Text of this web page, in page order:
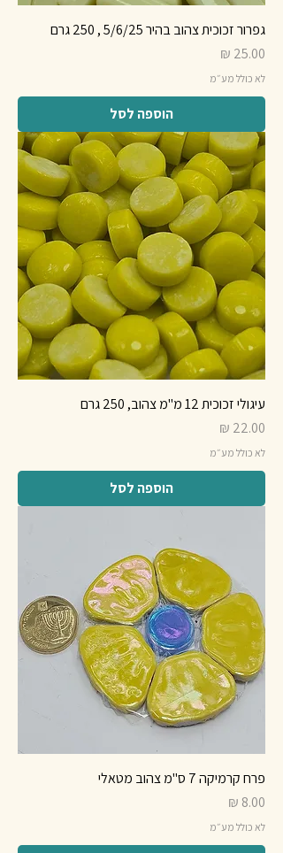
גפרור זכוכית צהוב בהיר 5/6/25 , 250 גרם
מחיר
לא כולל מע״מ
הוספה לסל
עיגולי זכוכית 12 מ"מ צהוב, 250 גרם
מחיר
לא כולל מע״מ
הוספה לסל
פרח קרמיקה 7 ס"מ צהוב מטאלי
מחיר
לא כולל מע״מ